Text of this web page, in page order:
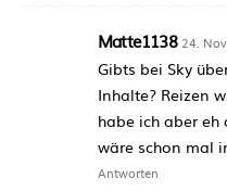
Matte1138 24.
Gibts bei Sky
Inhalte? Reizen
habe ich aber eh
wäre schon mal
Antworten